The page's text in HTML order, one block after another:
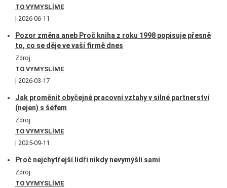
TO VYMYSLÍME
2026-06-11
Pozor změna aneb Proč kniha z roku 1998 popisuje přesně
to, co se děje ve vaší firmě dnes
Zdroj:
TO VYMYSLÍME
2026-03-17
Jak proměnit obyčejné pracovní vztahy v silné partnerství
(nejen) s šéfem
Zdroj:
TO VYMYSLÍME
2025-09-11
Proč nejchytřejší lídři nikdy nevymýšlí sami
Zdroj:
TO VYMYSLÍME